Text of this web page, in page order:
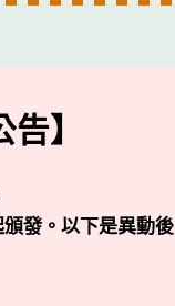
】
發。以下是異動後